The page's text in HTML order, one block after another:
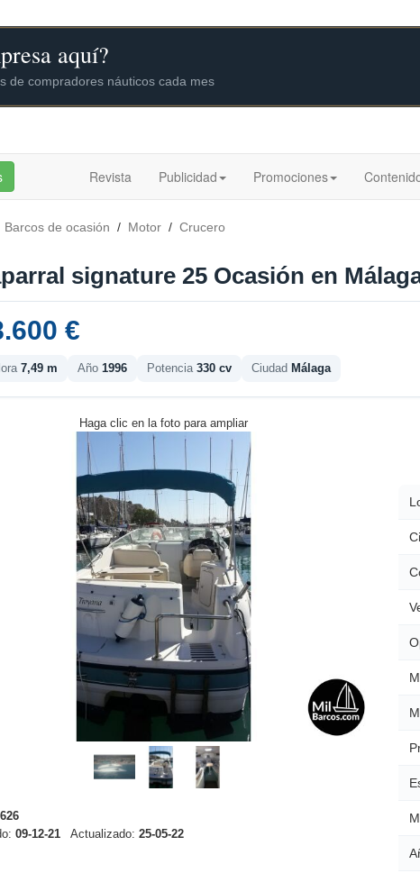
Revista Publicidad Promociones
Barcos de ocasión / Motor / Crucero
signature 25 Ocasión en
€
7,49 m Año 1996 Potencia 330 cv Ciudad Málaga
Haga clic en la foto para ampliar
626
09-12-21 Actualizado: 25-05-22